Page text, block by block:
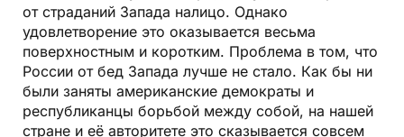
от страданий Запада налицо. Однако
удовлетворение это оказывается весьма
поверхностным и коротким. Проблема в том, что
России от бед Запада лучше не стало. Как бы ни
были заняты американские демократы и
республиканцы борьбой между собой, на нашей
стране и её авторитете это сказывается совсем